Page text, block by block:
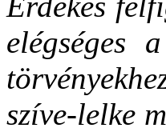
elégséges
szíve-lelke